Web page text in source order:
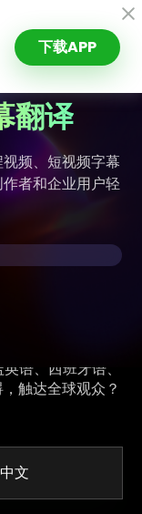
翻译
频、短视频字幕
者和企业用户轻
语、西班牙语、
触达全球观众？
中文
下载APP